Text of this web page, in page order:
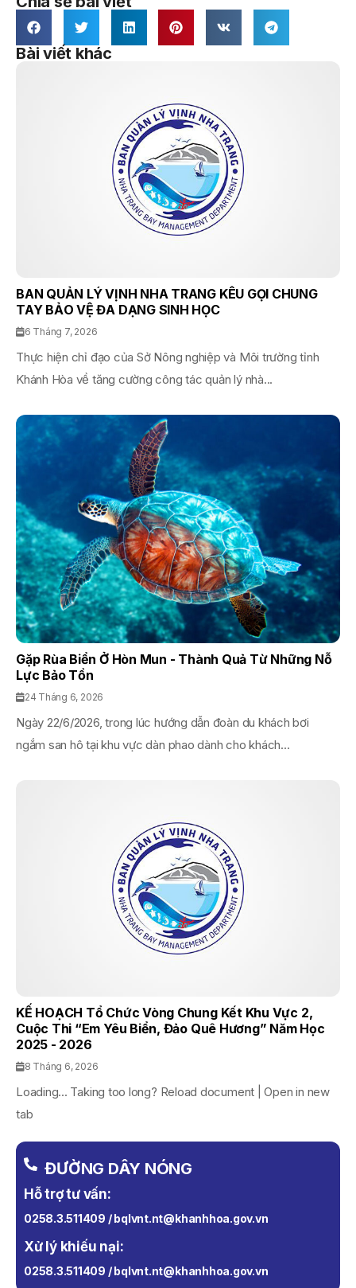
Bài viết khác
BAN QUẢN LÝ VỊNH NHA TRANG KÊU GỌI CHUNG
TAY BẢO VỆ ĐA DẠNG SINH HỌC
6 Tháng 7, 2026
Thực hiện chỉ đạo của Sở Nông nghiệp và Môi trường tỉnh
Khánh Hòa về tăng cường công tác quản lý nhà...
Gặp Rùa Biển Ở Hòn Mun - Thành Quả Từ Những Nỗ
Lực Bảo Tồn
24 Tháng 6, 2026
Ngày 22/6/2026, trong lúc hướng dẫn đoàn du khách bơi
ngắm san hô tại khu vực dàn phao dành cho khách...
KẾ HOẠCH Tổ Chức Vòng Chung Kết Khu Vực 2,
Cuộc Thi “Em Yêu Biển, Đảo Quê Hương” Năm Học
2025 - 2026
8 Tháng 6, 2026
Loading... Taking too long? Reload document | Open in new
tab
ĐƯỜNG DÂY NÓNG
Hỗ trợ tư vấn:
0258.3.511409 / bqlvnt.nt@khanhhoa.gov.vn
Xử lý khiếu nại:
0258.3.511409 / bqlvnt.nt@khanhhoa.gov.vn